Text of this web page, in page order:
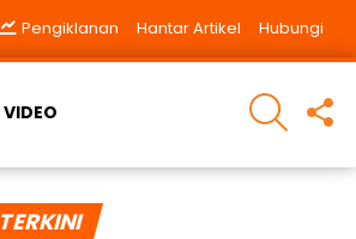
Pengiklanan Hantar Artikel Hubungi
VIDEO
SEARCH
TERKINI